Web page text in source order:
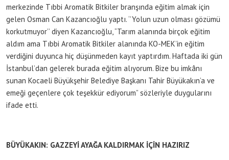
merkezinde Tıbbi Aromatik Bitkiler branşında eğitim almak için
gelen Osman Can Kazancıoğlu yaptı. ‘’Yolun uzun olması gözümü
korkutmuyor’’ diyen Kazancıoğlu, “Tarım alanında birçok eğitim
aldım ama Tıbbi Aromatik Bitkiler alanında KO-MEK’in eğitim
verdiğini duyunca hiç düşünmeden kayıt yaptırdım. Haftada iki gün
İstanbul’dan gelerek burada eğitim alıyorum. Bize bu imkânı
sunan Kocaeli Büyükşehir Belediye Başkanı Tahir Büyükakın’a ve
emeği geçenlere çok teşekkür ediyorum” sözleriyle duygularını
ifade etti.
BÜYÜKAKIN: GAZZEYİ AYAĞA KALDIRMAK İÇİN HAZIRIZ